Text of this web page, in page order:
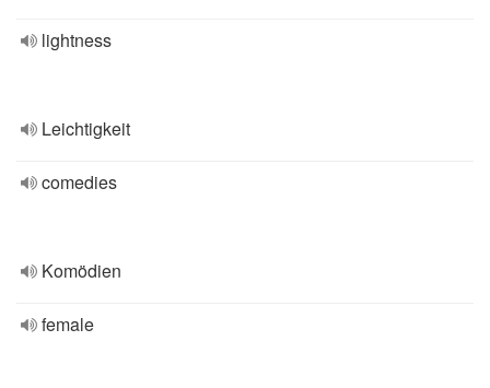
lightness
Leichtigkeit
comedies
Komödien
female